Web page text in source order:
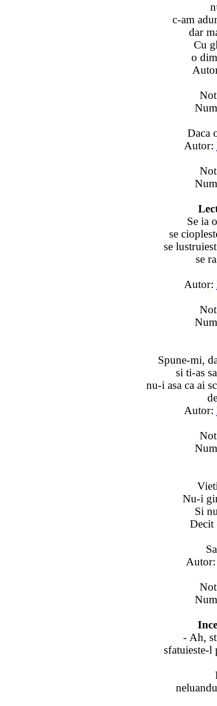
c-am
dar
Cu
o
Daca
Autor:
Se ia
se
se
se
Autor:
Spune-mi,
si ti-as
nu-i asa ca ai
Autor:
Nu-i
Si
Decit
- Ah,
sfatuieste-l